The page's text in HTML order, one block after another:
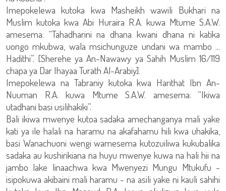
Imepokelewa kutoka kwa Masheikh wawili Bukhari na
Muslim kutoka kwa Abi Huraira R.A. kuwa Mtume S.A.W.
amesema: “Tahadharini na dhana kwani dhana ni katika
uongo mkubwa, wala msichunguze undani wa mambo ...
Hadithi”. [Sherehe ya An-Nawawy ya Sahih Muslim 16/119
chapa ya Dar Ihayaa Turath Al-Arabiy].
Imepokelewa na Tabraniy kutoka kwa Harithat Ibn An-
Nuuman R.A. kuwa Mtume S.A.W. amesema: “Ikiwa
utadhani basi usilihakiki”.
Bali ikiwa mwenye kutoa sadaka amechanganya mali yake
kati ya ile halali na haramu na akafahamu hili kwa uhakika,
basi Wanachuoni wengi wamesema kutozuiliwa kukubalika
sadaka au kushirikiana na huyu mwenye kuwa na hali hii na
jambo lake linaachwa kwa Mwenyezi Mungu Mtukufu -
isipokuwa akibaini mali haramu - na asili yake ni kauli sahihi